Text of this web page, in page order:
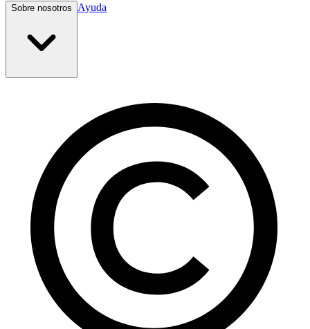
Sobre nosotros Ayuda